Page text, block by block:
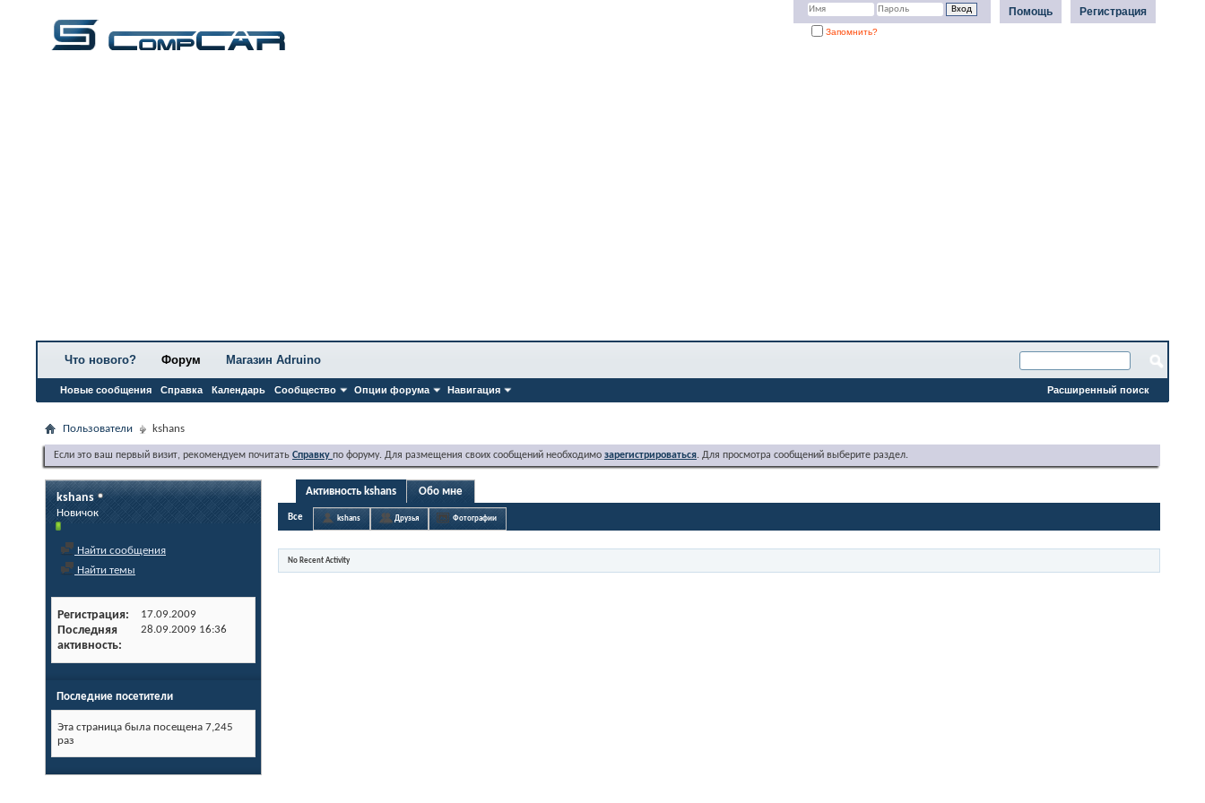
Регистрация
Помощь
Запомнить?
Что нового? Форум
Новые сообщения Справка Календарь Сообщество Опции форума Навигация
Магазин Adruino
Расширенный поиск
Пользователи kshans
Если это ваш первый визит, рекомендуем почитать Справку по форуму. Для размещения своих сообщений необходимо зарегистрироваться. Для просмотра сообщений выберите раздел.
kshans
Новичок
Найти сообщения
Найти темы
Регистрация 17.09.2009
Последняя
активность
28.09.2009 16:36
Последние посетители
Эта страница была посещена 7,245
раз
Активность kshans Обо мне
Все kshans Друзья Фотографии
No Recent Activity